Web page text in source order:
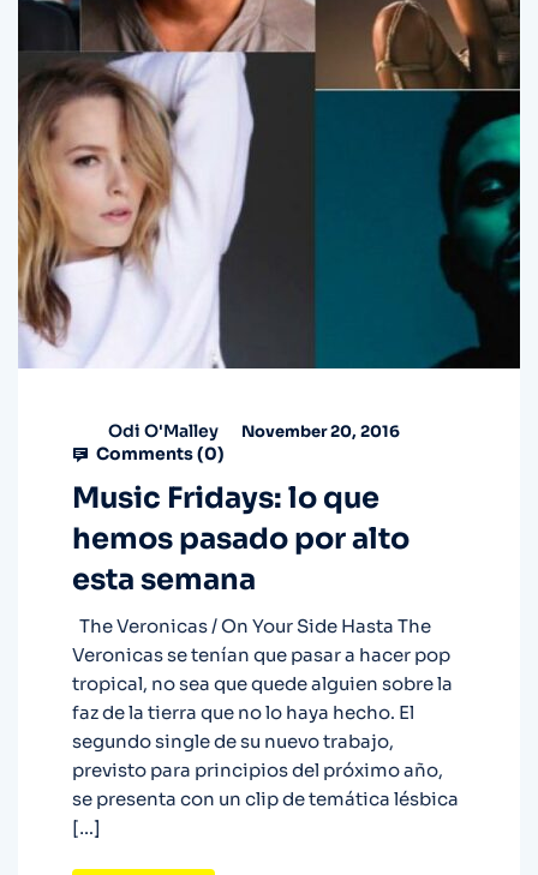
Odi O'Malley November 20, 2016
Comments (0)
Music Fridays: lo que
hemos pasado por alto
esta semana
The Veronicas / On Your Side Hasta The
Veronicas se tenían que pasar a hacer pop
tropical, no sea que quede alguien sobre la
faz de la tierra que no lo haya hecho. El
segundo single de su nuevo trabajo,
previsto para principios del próximo año,
se presenta con un clip de temática lésbica
[…]